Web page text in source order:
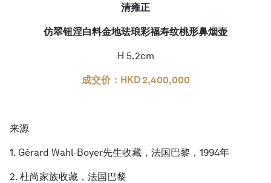
清雍正
仿翠钮涅白料金地珐琅彩福寿纹桃形鼻烟壶
H 5.2cm
成交价：HKD 2,400,000
来源
1. Gérard Wahl-Boyer先生收藏，法国巴黎，1994年
2. 杜尚家族收藏，法国巴黎